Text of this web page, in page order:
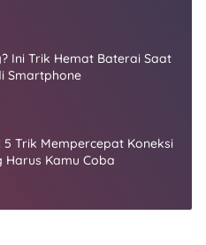
Ini Trik Hemat Baterai Saat
Smartphone
5 Trik Mempercepat Koneksi
Harus Kamu Coba